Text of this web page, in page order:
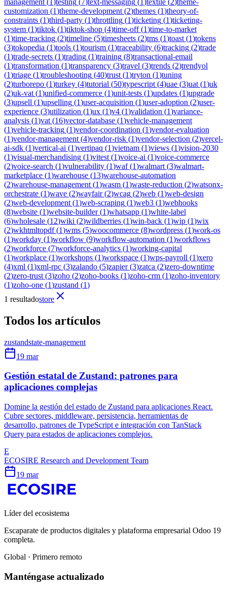
customization (1)theme-development (2)themes (1)theory-of-
constraints (1)third-party (1)throttling (1)ticketing (1)ticketing-
system (1)tiktok (1)tiktok-shop (4)time-off(1)time-to-market
(1)time-tracking (2)timeline (5)timesheets (2)tms (1)toast (1)tokens
(3)tokopedia (1)tools (1)tourism (1)traceability (6)tracking (2)trade
(1)trade-secrets (1)trading (1)training (8)transactional-email
(1)transformation (1)transparency (3)travel (3)trends (2)trendyol
(1)triage (1)troubleshooting (40)trust (1)tryton (1)tuning
(2)turborepo (1)turkey (4)tutorial (50)typescript (4)uae (3)uat (1)uk
(2)uk-vat (1)unified-commerce (1)unit-tests (1)updates (1)upgrade
(3)upsell (1)upselling (1)user-acquisition (1)user-adoption (2)user-
experience (3)utilization (1)ux (1)v4 (1)validation (1)variance-
analysis (1)vat (16)vector-database (1)vehicle-management
(1)vehicle-tracking (1)vendor-coordination (1)vendor-evaluation
(1)vendor-management (4)vendor-risk (1)vendor-selection (2)vercel-
ai-sdk (1)vertical-ai (1)vertipaq (1)vietnam (1)views (1)vision-2030
(1)visual-merchandising (1)vitest (1)voice-ai (1)voice-commerce
(2)voice-search (1)vulnerability (1)waf(1)walmart (3)walmart-
marketplace (1)warehouse (13)warehouse-automation
(2)warehouse-management (1)wasm (1)waste-reduction (2)watsonx-
orchestrate (1)wave (2)wayfair(2)wcag (2)web (1)web-design
(2)web-development (1)web-scraping (1)web3 (1)webhooks
(8)website (1)website-builder(1)whatsapp (1)white-label
(6)wholesale (12)wiki (2)wildberries (1)win-back (1)wip (1)wix
(2)wkhtmltopdf(1)wms (5)woocommerce (8)wordpress (1)work-os
(1)workday (1)workflow (9)workflow-automation (1)workflows
(2)workforce (7)workforce-analytics (1)working-capital
(1)workplace (1)workshops (1)workspace (1)wps-payroll (1)xero
(4)xml (1)xml-rpc (3)zalando (5)zapier(3)zatca (2)zero-downtime
(2)zero-trust (3)zoho (2)zoho-books (1)zoho-crm (1)zoho-inventory
(1)zoho-one (1)zustand (1)
1 resultadostore
Todos los artículos
zustandstate-management
19 mar
Gestión estatal de Zustand: patrones para
aplicaciones complejas
Domine la gestión del estado de Zustand para aplicaciones React.
Cubre sectores, middleware, persistencia, herramientas de
desarrollo, patrones de TypeScript e integración con TanStack
Query para estados de aplicaciones complejos.
E
ECOSIRE Research and Development Team
19 mar
Líder del ecosistema
Escaparate de productos digitales y plataforma empresarial Odoo 19
completa.
Global · Primero remoto
Manténgase actualizado